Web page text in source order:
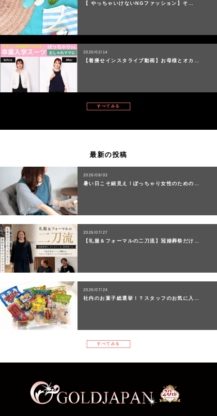
【 やっちゃいけないNGファッション】そ…
2020/02/14
【着痩せインスタライブ動画】お母様とオカ…
すべてみる
最新の投稿
2026/08/03
暑い日こそ細見え！ぽっちゃり女性のための…
2026/07/27
【礼服＆フォーマルの二刀流】冠婚葬祭だけ…
2026/07/24
社内のお菓子総選挙！？スタッフのお気に入…
すべてみる